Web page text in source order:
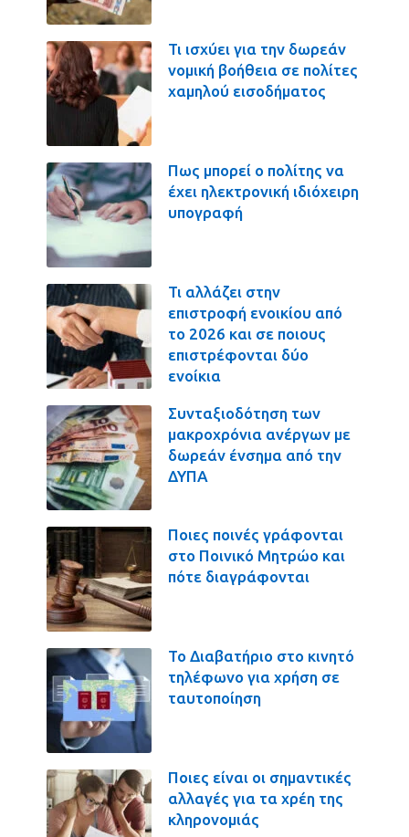
Τι ισχύει για την δωρεάν
νομική βοήθεια σε πολίτες
χαμηλού εισοδήματος
Πως μπορεί ο πολίτης να
έχει ηλεκτρονική ιδιόχειρη
υπογραφή
Τι αλλάζει στην
επιστροφή ενοικίου από
το 2026 και σε ποιους
επιστρέφονται δύο
ενοίκια
Συνταξιοδότηση των
μακροχρόνια ανέργων με
δωρεάν ένσημα από την
ΔΥΠΑ
Ποιες ποινές γράφονται
στο Ποινικό Μητρώο και
πότε διαγράφονται
Το Διαβατήριο στο κινητό
τηλέφωνο για χρήση σε
ταυτοποίηση
Ποιες είναι οι σημαντικές
αλλαγές για τα χρέη της
κληρονομιάς